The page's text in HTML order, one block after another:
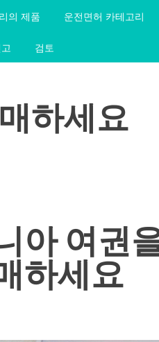
의 제품 운전면허 카테고리
검토
하세요
아 여권
하세요